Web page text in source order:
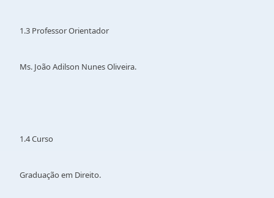
1.3 Professor Orientador
Ms. João Adilson Nunes Oliveira.
1.4 Curso
Graduação em Direito.